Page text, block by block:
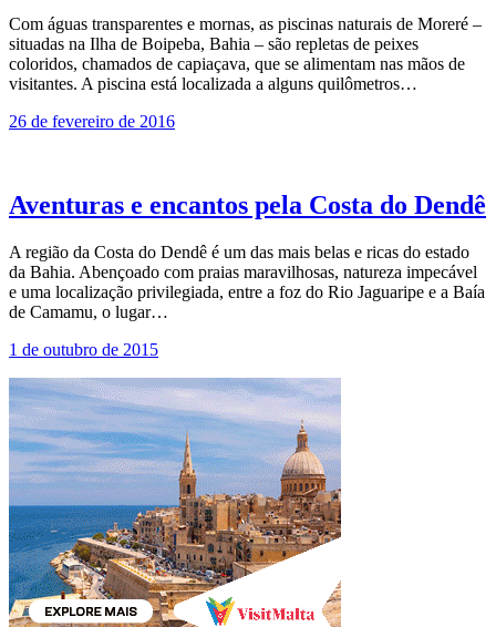
Com águas transparentes e mornas, as piscinas naturais de Moreré –
situadas na Ilha de Boipeba, Bahia – são repletas de peixes
coloridos, chamados de capiaçava, que se alimentam nas mãos de
visitantes. A piscina está localizada a alguns quilômetros…
26 de fevereiro de 2016
Aventuras e encantos pela Costa do Dendê
A região da Costa do Dendê é um das mais belas e ricas do estado
da Bahia. Abençoado com praias maravilhosas, natureza impecável
e uma localização privilegiada, entre a foz do Rio Jaguaripe e a Baía
de Camamu, o lugar…
1 de outubro de 2015